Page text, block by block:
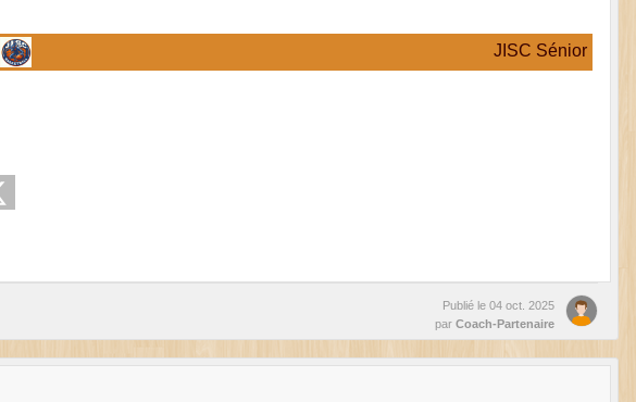
JISC Sénior
Publié le 04 oct. 2025
par Coach-Partenaire